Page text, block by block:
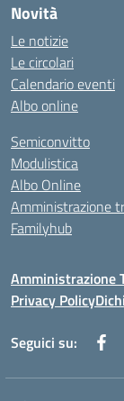
Novità
Le notizie
Le circolari
Calendario eventi
Albo online
Semiconvitto
Modulistica
Albo Online
Amministrazione
Familyhub
Amministrazione
Privacy Policy
Seguici su: